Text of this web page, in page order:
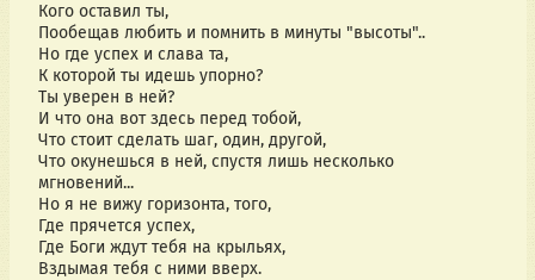
Кого оставил ты,
Пообещав любить и помнить в минуты "высоты"..
Но где успех и слава та,
К которой ты идешь упорно?
Ты уверен в ней?
И что она вот здесь перед тобой,
Что стоит сделать шаг, один, другой,
Что окунешься в ней, спустя лишь несколько
мгновений...
Но я не вижу горизонта, того,
Где прячется успех,
Где Боги ждут тебя на крыльях,
Вздымая тебя с ними вверх.